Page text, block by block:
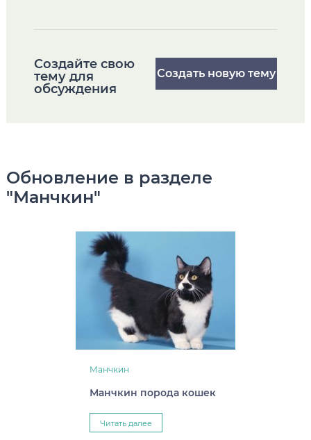
Cоздайте свою
тему для
обсуждения
Создать новую тему
Обновление в разделе
"Манчкин"
Манчкин
Манчкин порода кошек
Читать далее